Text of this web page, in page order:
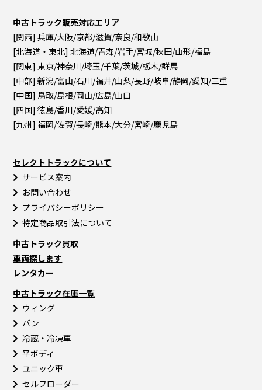
中古トラック販売対応エリア
[関西] 兵庫/大阪/京都/滋賀/奈良/和歌山
[北海道・東北] 北海道/青森/岩手/宮城/秋田/山形/福島
[関東] 東京/神奈川/埼玉/千葉/茨城/栃木/群馬
[中部] 新潟/富山/石川/福井/山梨/長野/岐阜/静岡/愛知/三重
[中国] 鳥取/島根/岡山/広島/山口
[四国] 徳島/香川/愛媛/高知
[九州] 福岡/佐賀/長崎/熊本/大分/宮崎/鹿児島
セレクトトラックについて
サービス案内
お問い合わせ
プライバシーポリシー
特定商品取引法について
中古トラック買取
車両探します
レンタカー
中古トラック在庫一覧
ウィング
バン
冷蔵・冷凍車
平ボディ
ユニック車
セルフローダー